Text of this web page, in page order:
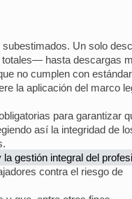
Un solo
hasta descargas
no cumplen con
la aplicación del marco
para garantizar
así la integridad de
gestión integral del
contra el riesgo de